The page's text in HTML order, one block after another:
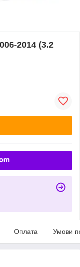
2014 (3.2
Оплата Умови